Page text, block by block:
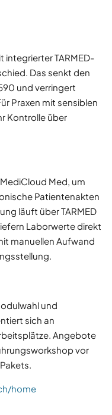
integrierter TARMED-
Das senkt den
und verringert
Praxen mit sensiblen
Kontrolle über
Med, um
Patientenakten
läuft über TARMED
Laborwerte direkt
manuellen Aufwand
und
sich an
Angebote
vor
home